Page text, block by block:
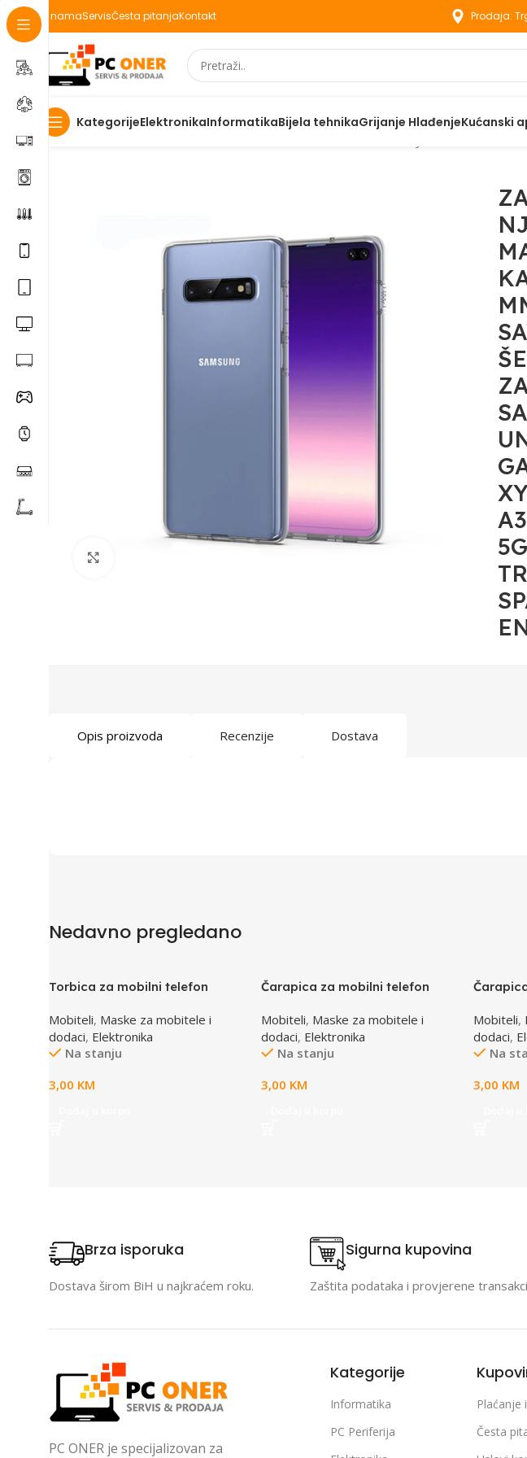
O namaServisČesta pitanjaKontakt Prodaja:
KategorijeElektronikaInformatikaBijela tehnikaGrijanje HlađenjeKućanski
Početna
5G
Opis proizvoda Recenzije Dostava
Nedavno pregledano
Torbica za mobilni telefon
Mobiteli, Maske za mobitele i
dodaci, Elektronika
Na stanju
3,00 KM
Čarapica za mobilni telefon
Mobiteli, Maske za mobitele i
dodaci, Elektronika
Na stanju
3,00 KM
bijela
Mobiteli,
dodaci,
Na
3,00 KM
Brza isporuka
Dostava širom BiH u najkraćem roku.
Sigurna kupovina
Zaštita podataka i provjerene
PC ONER je specijalizovan za
Kategorije
Informatika
PC Periferija
Plaćanje
Česta